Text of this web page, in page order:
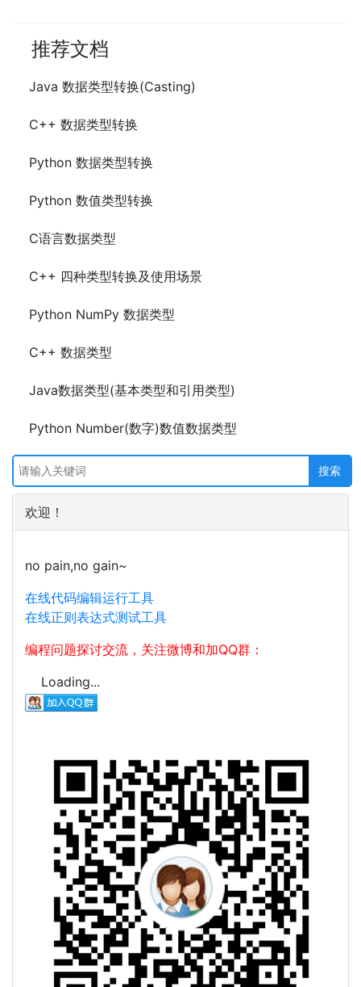
推荐文档
Java 数据类型转换(Casting)
C++ 数据类型转换
Python 数据类型转换
Python 数值类型转换
C语言数据类型
C++ 四种类型转换及使用场景
Python NumPy 数据类型
C++ 数据类型
Java数据类型(基本类型和引用类型)
Python Number(数字)数值数据类型
欢迎！
no pain,no gain~
在线代码编辑运行工具
在线正则表达式测试工具
编程问题探讨交流，关注微博和加QQ群：
Loading...